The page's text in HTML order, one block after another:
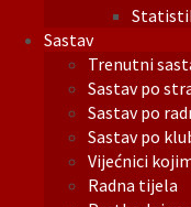
Sastav
Trenutni
Sastav po
Sastav po
Sastav po
Vijećnici
Radna tijela